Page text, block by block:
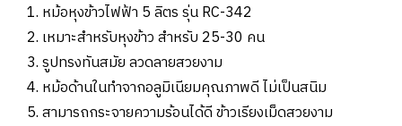
1. หม้อหุงข้าวไฟฟ้า 5 ลิตร รุ่น RC-342
2. เหมาะสำหรับหุงข้าว สำหรับ 25-30 คน
3. รูปทรงทันสมัย ลวดลายสวยงาม
4. หม้อด้านในทำจากอลูมิเนียมคุณภาพดี ไม่เป็นสนิม
5. สามารถกระจายความร้อนได้ดี ข้าวเรียงเม็ดสวยงาม